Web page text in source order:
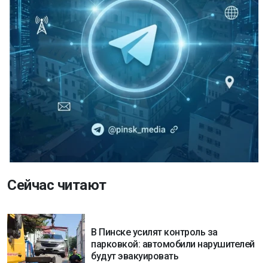
Сейчас читают
В Пинске усилят контроль за
парковкой: автомобили нарушителей
будут эвакуировать